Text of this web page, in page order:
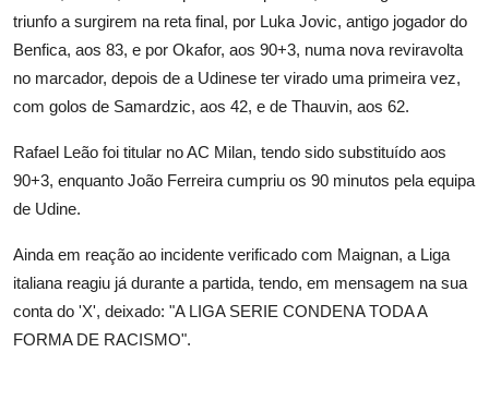
triunfo a surgirem na reta final, por Luka Jovic, antigo jogador do
Benfica, aos 83, e por Okafor, aos 90+3, numa nova reviravolta
no marcador, depois de a Udinese ter virado uma primeira vez,
com golos de Samardzic, aos 42, e de Thauvin, aos 62.
Rafael Leão foi titular no AC Milan, tendo sido substituído aos
90+3, enquanto João Ferreira cumpriu os 90 minutos pela equipa
de Udine.
Ainda em reação ao incidente verificado com Maignan, a Liga
italiana reagiu já durante a partida, tendo, em mensagem na sua
conta do 'X', deixado: "A LIGA SERIE CONDENA TODA A
FORMA DE RACISMO".